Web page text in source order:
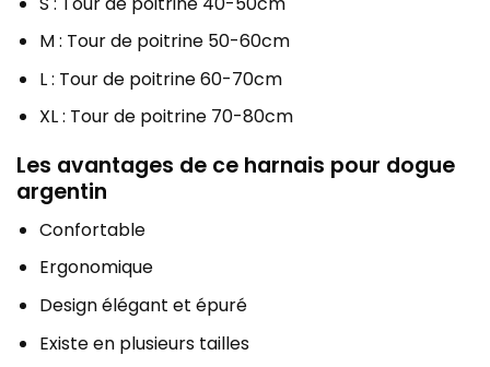
M : Tour de poitrine 50-60cm
L : Tour de poitrine 60-70cm
XL : Tour de poitrine 70-80cm
Les avantages de ce harnais pour dogue
argentin
Confortable
Ergonomique
Design élégant et épuré
Existe en plusieurs tailles